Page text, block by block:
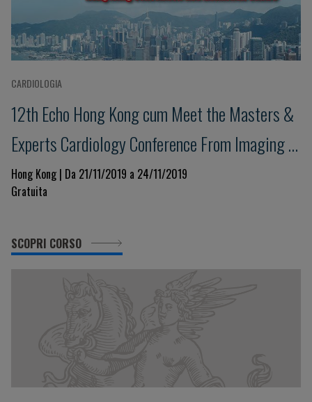
CARDIOLOGIA
12th Echo Hong Kong cum Meet the Masters &
Experts Cardiology Conference From Imaging to
Excellence in Clinical Management
Hong Kong | Da 21/11/2019 a 24/11/2019
Gratuita
SCOPRI CORSO